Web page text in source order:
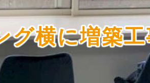
グ横に増築